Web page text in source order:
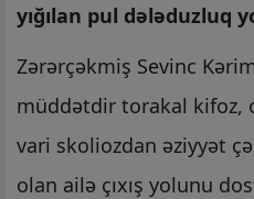
yığılan pul dələduzluq
Zərərçəkmiş Sevinc
müddətdir torakal kifoz,
vari skoliozdan əziyyət
olan ailə çıxış yolunu